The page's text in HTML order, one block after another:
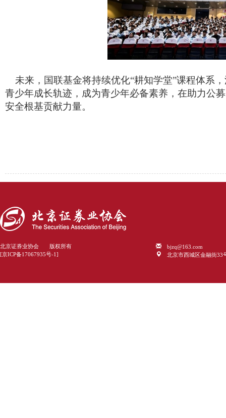
未来，国联基金将持续优化“耕知学堂”课程体系
青少年成长轨迹，成为青少年必备素养，在助力公
安全根基贡献力量。
北京证券业协会 版权所有
[京ICP备17067935号-1]
bjzq@163.com
北京市西城区金融街33